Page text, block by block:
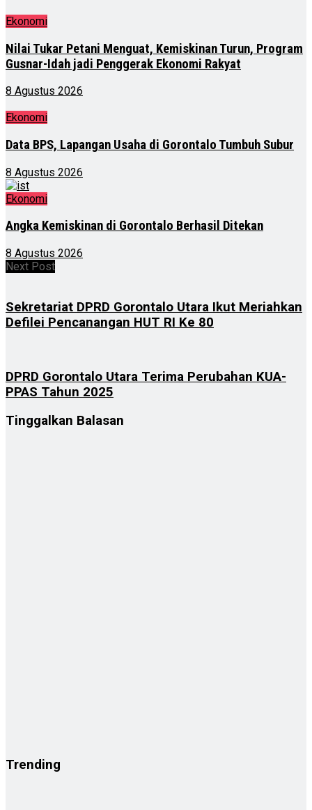
Ekonomi
Nilai Tukar Petani Menguat, Kemiskinan Turun, Program
Gusnar-Idah jadi Penggerak Ekonomi Rakyat
8 Agustus 2026
Ekonomi
Data BPS, Lapangan Usaha di Gorontalo Tumbuh Subur
8 Agustus 2026
Ekonomi
Angka Kemiskinan di Gorontalo Berhasil Ditekan
8 Agustus 2026
Next Post
Sekretariat DPRD Gorontalo Utara Ikut Meriahkan
Defilei Pencanangan HUT RI Ke 80
DPRD Gorontalo Utara Terima Perubahan KUA-
PPAS Tahun 2025
Tinggalkan Balasan
Trending